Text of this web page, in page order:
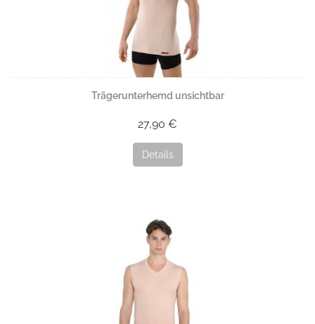
Trägerunterhemd unsichtbar
27,90 €
Details